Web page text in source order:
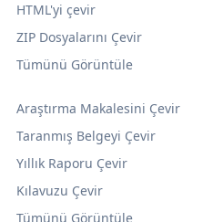
Araştırma Makalesini Çevir
Taranmış Belgeyi Çevir
Yıllık Raporu Çevir
Kılavuzu Çevir
Tümünü Görüntüle
HTML'yi çevir
ZIP Dosyalarını Çevir
Tümünü Görüntüle